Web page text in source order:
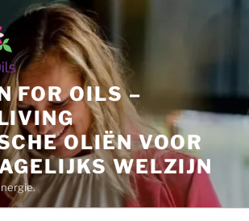
FOR OILS –
OLIËN VOOR
WELZIJN